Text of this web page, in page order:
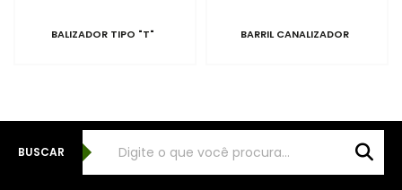
BALIZADOR TIPO "T" BARRIL CANALIZADOR
BUSCAR